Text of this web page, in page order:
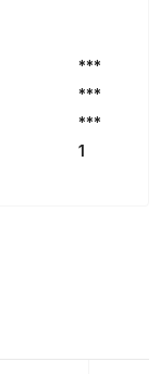
***
***
***
1